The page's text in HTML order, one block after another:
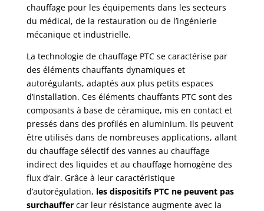
chauffage pour les équipements dans les secteurs
du médical, de la restauration ou de l’ingénierie
mécanique et industrielle.
La technologie de chauffage PTC se caractérise par
des éléments chauffants dynamiques et
autorégulants, adaptés aux plus petits espaces
d’installation. Ces éléments chauffants PTC sont des
composants à base de céramique, mis en contact et
pressés dans des profilés en aluminium. Ils peuvent
être utilisés dans de nombreuses applications, allant
du chauffage sélectif des vannes au chauffage
indirect des liquides et au chauffage homogène des
flux d’air. Grâce à leur caractéristique
d’autorégulation, les dispositifs PTC ne peuvent pas
surchauffercar leur résistance augmente avec la